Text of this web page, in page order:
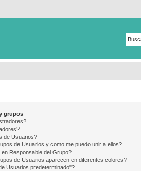
grupos
de Usuarios?
de Usuarios y como me puedo unir a ellos?
Responsable del Grupo?
de Usuarios aparecen en diferentes colores?
Usuarios predeterminado"?